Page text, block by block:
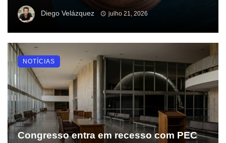
Diego Velázquez julho 21, 2026
Congresso entra em recesso com PEC
NOTÍCIAS